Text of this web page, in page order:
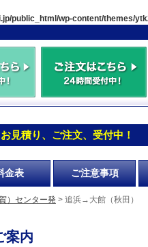
public_html/wp-content/themes/
見積り、ご注文、受付中！
金表 ご注意事項
）センター発 > 追浜→大館（秋田）
案内